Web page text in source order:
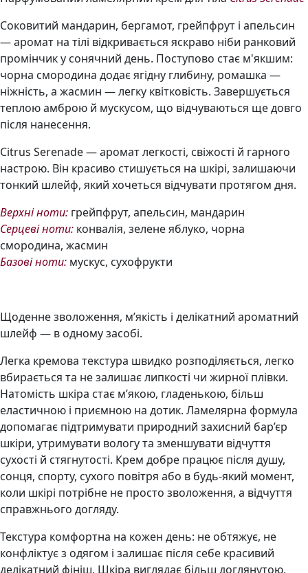
Соковитий мандарин, бергамот, грейпфрут і апельсин
— аромат на тілі відкривається яскраво ніби ранковий
промінчик у сонячний день. Поступово стає м'якшим:
чорна смородина додає ягідну глибину, ромашка —
ніжність, а жасмин — легку квітковість. Завершується
теплою амброю й мускусом, що відчуваються ще довго
після нанесення.
Citrus Serenade — аромат легкості, свіжості й гарного
настрою. Він красиво стишується на шкірі, залишаючи
тонкий шлейф, який хочеться відчувати протягом дня.
Верхні ноти: грейпфрут, апельсин, мандарин
Серцеві ноти: конвалія, зелене яблуко, чорна
смородина, жасмин
Базові ноти: мускус, сухофрукти
Щоденне зволоження, м’якість і делікатний ароматний
шлейф — в одному засобі.
Легка кремова текстура швидко розподіляється, легко
вбирається та не залишає липкості чи жирної плівки.
Натомість шкіра стає м’якою, гладенькою, більш
еластичною і приємною на дотик. Ламелярна формула
допомагає підтримувати природний захисний бар’єр
шкіри, утримувати вологу та зменшувати відчуття
сухості й стягнутості. Крем добре працює після душу,
сонця, спорту, сухого повітря або в будь-який момент,
коли шкірі потрібне не просто зволоження, а відчуття
справжнього догляду.
Текстура комфортна на кожен день: не обтяжує, не
конфліктує з одягом і залишає після себе красивий
делікатний фініш. Шкіра виглядає більш доглянутою,